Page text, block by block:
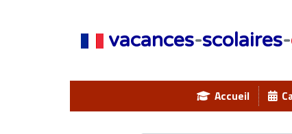
vacances-scolaires-
Accueil